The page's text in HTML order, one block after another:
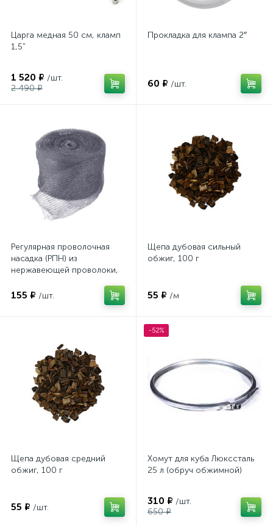
Царга медная 50 см, кламп
1,5"
1 520 ₽ /шт.
2 490 ₽
Прокладка для клампа 2″
60 ₽ /шт.
Регулярная проволочная
насадка (РПН) из
нержавеющей проволоки,
155 ₽ /шт.
Щепа дубовая сильный
обжиг, 100 г
55 ₽ /м
Щепа дубовая средний
обжиг, 100 г
55 ₽ /шт.
-52%
Хомут для куба Люкссталь
25 л (обруч обжимной)
310 ₽ /шт.
650 ₽